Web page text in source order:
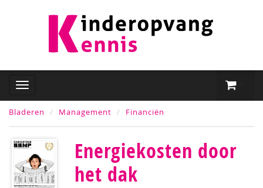
Bladeren Management Financiën
Energiekosten door
het dak